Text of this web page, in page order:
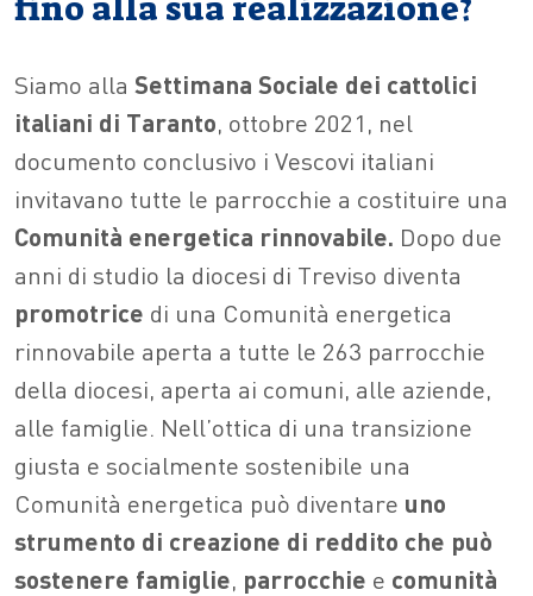
Siamo alla Settimana Sociale dei cattolici
italiani di Taranto, ottobre 2021, nel
documento conclusivo i Vescovi italiani
invitavano tutte le parrocchie a costituire una
Comunità energetica rinnovabile. Dopo due
anni di studio la diocesi di Treviso diventa
promotrice di una Comunità energetica
rinnovabile aperta a tutte le 263 parrocchie
della diocesi, aperta ai comuni, alle aziende,
alle famiglie. Nell’ottica di una transizione
giusta e socialmente sostenibile una
Comunità energetica può diventare uno
strumento di creazione di reddito che può
sostenere famiglie, parrocchie e comunità